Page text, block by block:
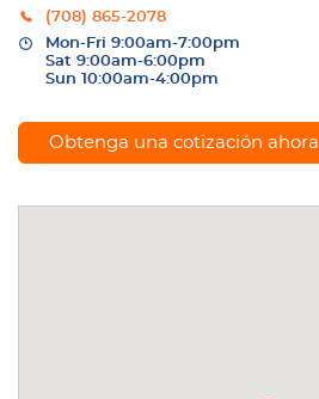
(708) 865-2078
Mon-Fri 9:00am-7:00pm
Sat 9:00am-6:00pm
Sun 10:00am-4:00pm
Obtenga una cotización ahora